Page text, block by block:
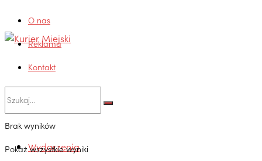
O nas
Reklama
Kontakt
Brak wyników
Pokaż wszystkie wyniki
Wydarzenia